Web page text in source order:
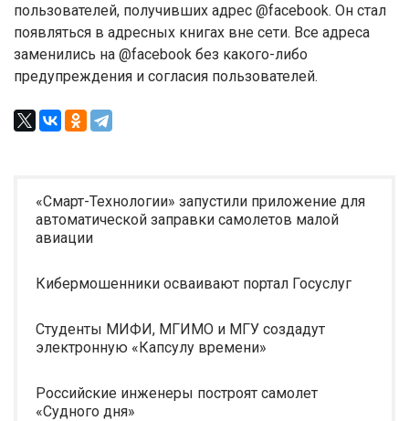
пользователей, получивших адрес @facebook. Он стал
появляться в адресных книгах вне сети. Все адреса
заменились на @facebook без какого-либо
предупреждения и согласия пользователей.
«Смарт-Технологии» запустили приложение для
автоматической заправки самолетов малой
авиации
Кибермошенники осваивают портал Госуслуг
Студенты МИФИ, МГИМО и МГУ создадут
электронную «Капсулу времени»
Российские инженеры построят самолет
«Судного дня»